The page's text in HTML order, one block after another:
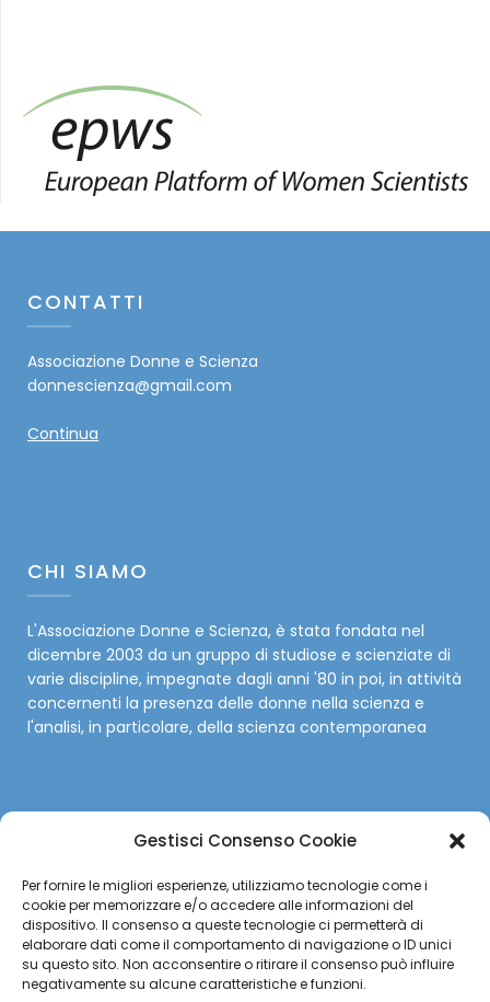
Gestisci Consenso Cookie
Per fornire le migliori esperienze, utilizziamo tecnologie come i
cookie per memorizzare e/o accedere alle informazioni del
dispositivo. Il consenso a queste tecnologie ci permetterà di
elaborare dati come il comportamento di navigazione o ID unici
su questo sito. Non acconsentire o ritirare il consenso può influire
negativamente su alcune caratteristiche e funzioni.
CONTATTI
Associazione Donne e Scienza
donnescienza@gmail.com
Continua
CHI SIAMO
L'Associazione Donne e Scienza, è stata fondata nel
dicembre 2003 da un gruppo di studiose e scienziate di
varie discipline, impegnate dagli anni '80 in poi, in attività
concernenti la presenza delle donne nella scienza e
l'analisi, in particolare, della scienza contemporanea
Facebook
Twitter